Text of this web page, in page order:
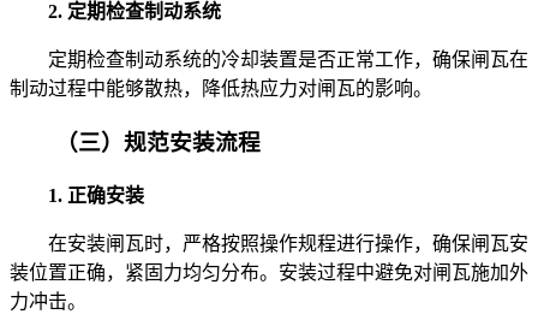
2. 定期检查制动系统
定期检查制动系统的冷却装置是否正常工作，确保闸瓦在
制动过程中能够散热，降低热应力对闸瓦的影响。
（三）规范安装流程
1. 正确安装
在安装闸瓦时，严格按照操作规程进行操作，确保闸瓦安
装位置正确，紧固力均匀分布。安装过程中避免对闸瓦施加外
力冲击。